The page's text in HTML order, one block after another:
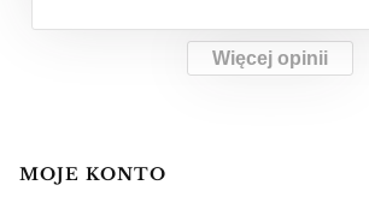
Więcej opinii
Linki w stopce
MOJE KONTO